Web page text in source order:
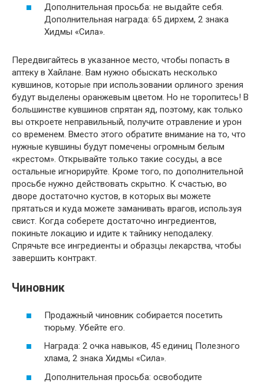
Дополнительная просьба: не выдайте себя.
Дополнительная награда: 65 дирхем, 2 знака
Хидмы «Сила».
Передвигайтесь в указанное место, чтобы попасть в
аптеку в Хайлане. Вам нужно обыскать несколько
кувшинов, которые при использовании орлиного зрения
будут выделены оранжевым цветом. Но не торопитесь! В
большинстве кувшинов спрятан яд, поэтому, как только
вы откроете неправильный, получите отравление и урон
со временем. Вместо этого обратите внимание на то, что
нужные кувшины будут помечены огромным белым
«крестом». Открывайте только такие сосуды, а все
остальные игнорируйте. Кроме того, по дополнительной
просьбе нужно действовать скрытно. К счастью, во
дворе достаточно кустов, в которых вы можете
прятаться и куда можете заманивать врагов, используя
свист. Когда соберете достаточно ингредиентов,
покиньте локацию и идите к тайнику неподалеку.
Спрячьте все ингредиенты и образцы лекарства, чтобы
завершить контракт.
Чиновник
Продажный чиновник собирается посетить
тюрьму. Убейте его.
Награда: 2 очка навыков, 45 единиц Полезного
хлама, 2 знака Хидмы «Сила».
Дополнительная просьба: освободите